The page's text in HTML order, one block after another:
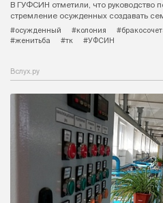
В ГУФСИН отметили, что руководство
стремление осужденных создавать
#осужденный
#колония
#женитьба
#тк #УФСИН
Вслух.ру